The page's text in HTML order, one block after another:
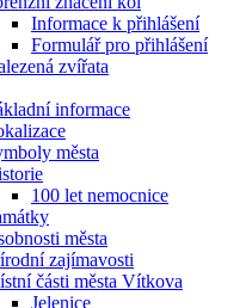
Informace k přihlášení
Formulář pro přihlášení
zvířata
informace
města
100 let nemocnice
města
zajímavosti
části města Vítkova
Jelenice